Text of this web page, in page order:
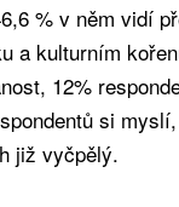
% v něm vidí
a kulturním
12%
si
již vyčpělý.